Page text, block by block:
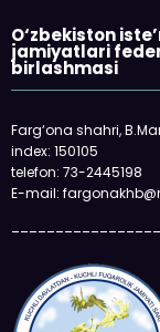
O‘zbekiston
jamiyatlari
birlashmasi
Farg‘ona shahri,
index: 150105
telefon: 73-2445198
E-mail: